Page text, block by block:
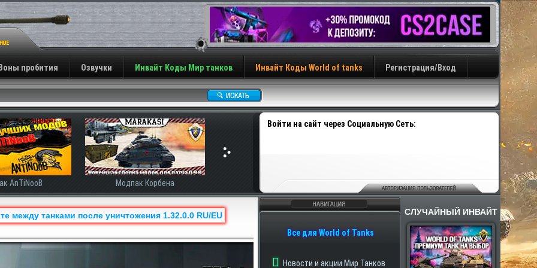
пробития Озвучки Инвайт Коды Мир танков Инвайт Коды World of tanks Регистрация/Вход
Войти на сайт через Социальную Сеть:
AnTiNooB Модпак Корбена
СЛУЧАЙНЫЙ ИНВАЙТ
Навигация
Все для World of Tanks
Новости и акции Мир Танков
между танками после уничтожения 1.32.0.0 RU/EU